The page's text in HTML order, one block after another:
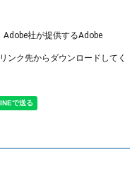
社が提供するAdobe
ンク先からダウンロードしてく